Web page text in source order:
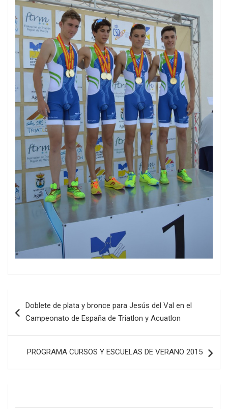
de
Doblete de plata y bronce para Jesús del Val en el
Campeonato de España de Triatlon y Acuatlon
PROGRAMA CURSOS Y ESCUELAS DE VERANO 2015